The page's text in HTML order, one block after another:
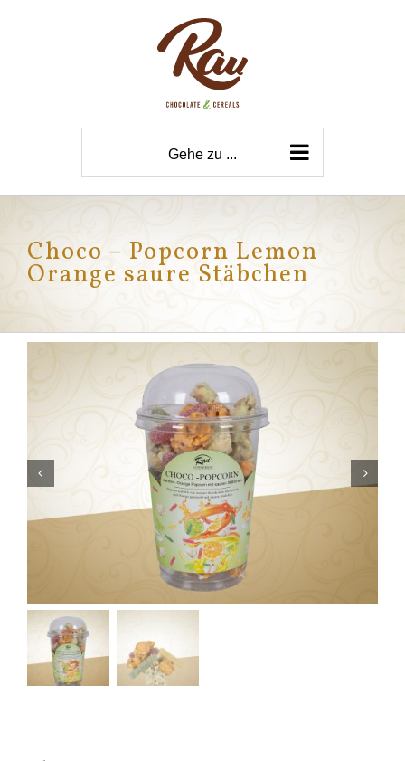
Gehe zu ...
Choco – Popcorn Lemon
Orange saure Stäbchen
 